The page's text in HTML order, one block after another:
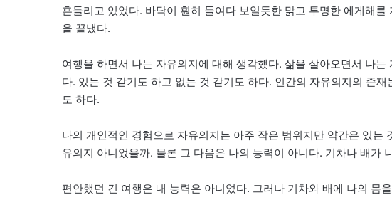
흔들리고 있었다. 바닥이 훤히 들여다 보일듯한 맑고 투명한 에게해
을 끝냈다.
여행을 하면서 나는 자유의지에 대해 생각했다. 삶을 살아오면서 나
다. 있는 것 같기도 하고 없는 것 같기도 하다. 인간의 자유의지의 존
도 하다.
나의 개인적인 경험으로 자유의지는 아주 작은 범위지만 약간은 있는
유의지 아니었을까. 물론 그 다음은 나의 능력이 아니다. 기차나 배가
편안했던 긴 여행은 내 능력은 아니었다. 그러나 기차와 배에 나의 몸